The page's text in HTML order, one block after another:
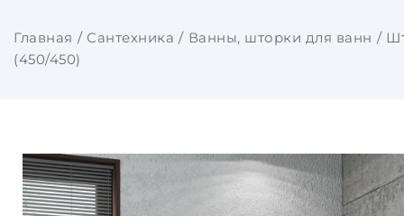
Главная Сантехника Ванны, шторки для ванн
(450/450)